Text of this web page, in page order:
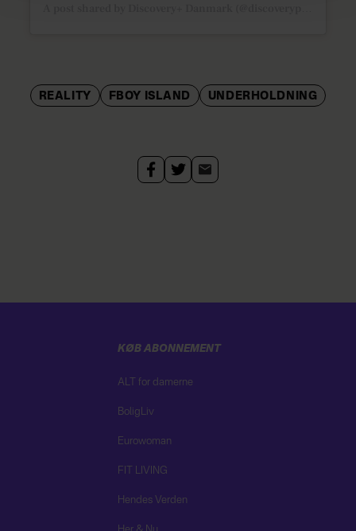
REALITY FBOY ISLAND UNDERHOLDNING
KØB ABONNEMENT
ALT for damerne
BoligLiv
Eurowoman
FIT LIVING
Hendes Verden